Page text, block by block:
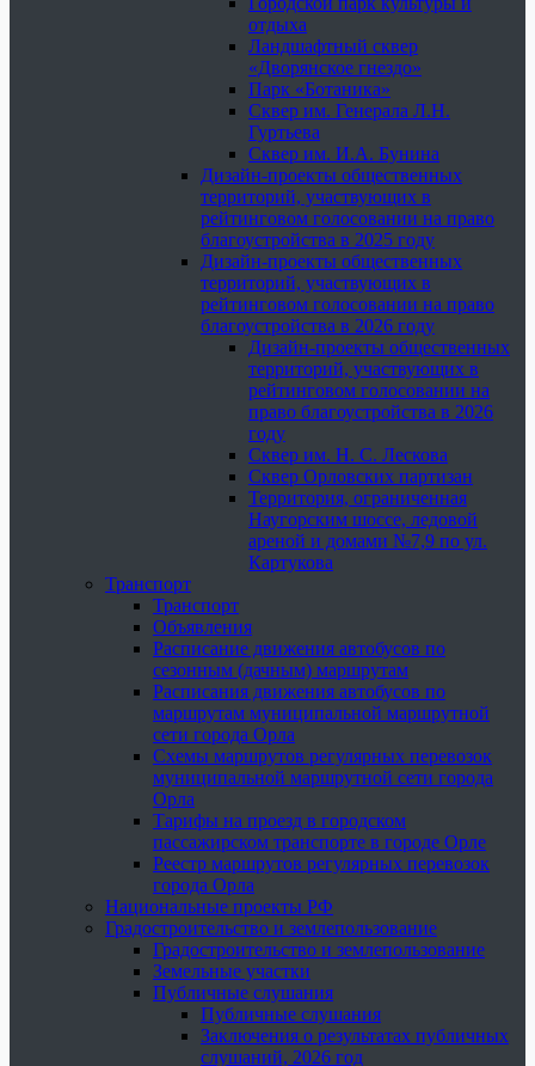
отдыха
Ландшафтный сквер
«Дворянское гнездо»
Парк «Ботаника»
Сквер им. Генерала Л.Н.
Гуртьева
Сквер им. И.А. Бунина
Дизайн-проекты общественных
территорий, участвующих в
рейтинговом голосовании на право
благоустройства в 2025 году
Дизайн-проекты общественных
территорий, участвующих в
рейтинговом голосовании на право
благоустройства в 2026 году
Дизайн-проекты общественных
территорий, участвующих в
рейтинговом голосовании на
право благоустройства в 2026
году
Сквер им. Н. С. Лескова
Сквер Орловских партизан
Территория, ограниченная
Наугорским шоссе, ледовой
ареной и домами №7,9 по ул.
Картукова
Транспорт
Транспорт
Объявления
Расписание движения автобусов по
сезонным (дачным) маршрутам
Расписания движения автобусов по
маршрутам муниципальной маршрутной
сети города Орла
Схемы маршрутов регулярных перевозок
муниципальной маршрутной сети города
Орла
Тарифы на проезд в городском
пассажирском транспорте в городе Орле
Реестр маршрутов регулярных перевозок
города Орла
Национальные проекты РФ
Градостроительство и землепользование
Градостроительство и землепользование
Земельные участки
Публичные слушания
Публичные слушания
Заключения о результатах публичных
слушаний, 2026 год